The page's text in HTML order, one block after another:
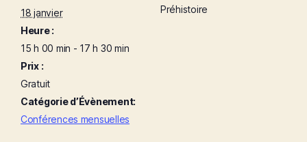
18 janvier
Heure :
15 h 00 min - 17 h 30 min
Prix :
Gratuit
Catégorie d’Évènement:
Conférences mensuelles
Préhistoire